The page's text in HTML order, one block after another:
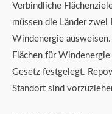
Verbindliche
müssen die Länder
Windenergie
Flächen für
Gesetz festgelegt.
Standort sind